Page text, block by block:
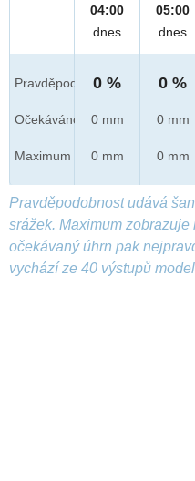
Pravděpod.
Očekáváno
Maximum
04:00
dnes
0 %
0 mm
0 mm
05:00
dnes
0 %
0 mm
0 mm
Pravděpodobnost udává
srážek. Maximum
očekávaný úhrn pak
vychází ze 40 výstupů